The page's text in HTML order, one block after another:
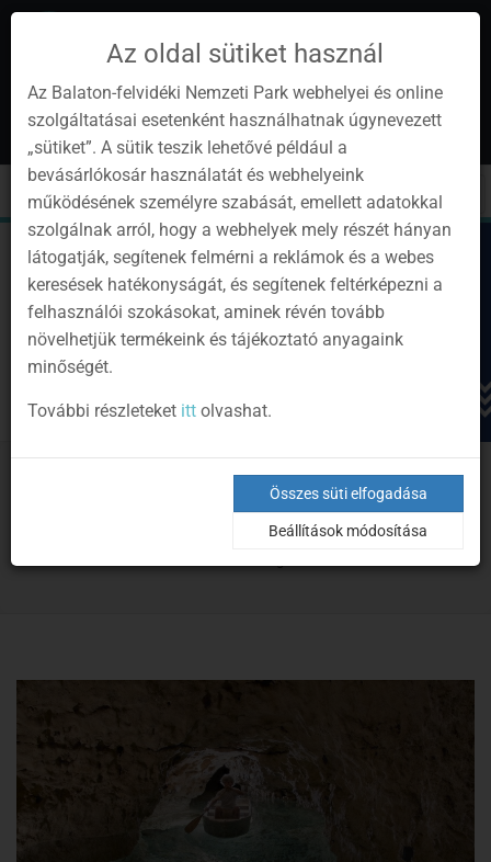
Instagram
YoutubeFacebookProgramok
Hírlevél
hu
Toggle
cart
Toggle
navigation
Bejelentkezés
A barlangról
Az oldal sütiket használ
Az Balaton-felvidéki Nemzeti Park webhelyei és online
szolgáltatásai esetenként használhatnak úgynevezett
„sütiket”. A sütik teszik lehetővé például a
bevásárlókosár használatát és webhelyeink
működésének személyre szabását, emellett adatokkal
szolgálnak arról, hogy a webhelyek mely részét hányan
látogatják, segítenek felmérni a reklámok és a webes
keresések hatékonyságát, és segítenek feltérképezni a
felhasználói szokásokat, aminek révén tovább
növelhetjük termékeink és tájékoztató anyagaink
minőségét.
További részleteket ittolvashat.
Összes süti elfogadása
Beállítások módosítása